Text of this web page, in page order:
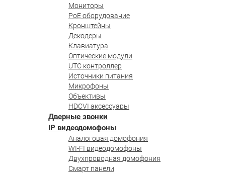
Мониторы
PoE оборудование
Кронштейны
Декодеры
Клавиатура
Оптические модули
UTC контроллер
Источники питания
Микрофоны
Объективы
HDCVI аксессуары
Дверные звонки
IP видеодомофоны
Аналоговая домофония
WI-FI видеодомофоны
Двухпроводная домофония
Смарт панели